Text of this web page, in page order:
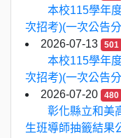
本校115學年
次招考)(一次公告
2026-07-13
501
本校115學年
次招考)(一次公告
2026-07-20
480
彰化縣立和美
生班導師抽籤結果